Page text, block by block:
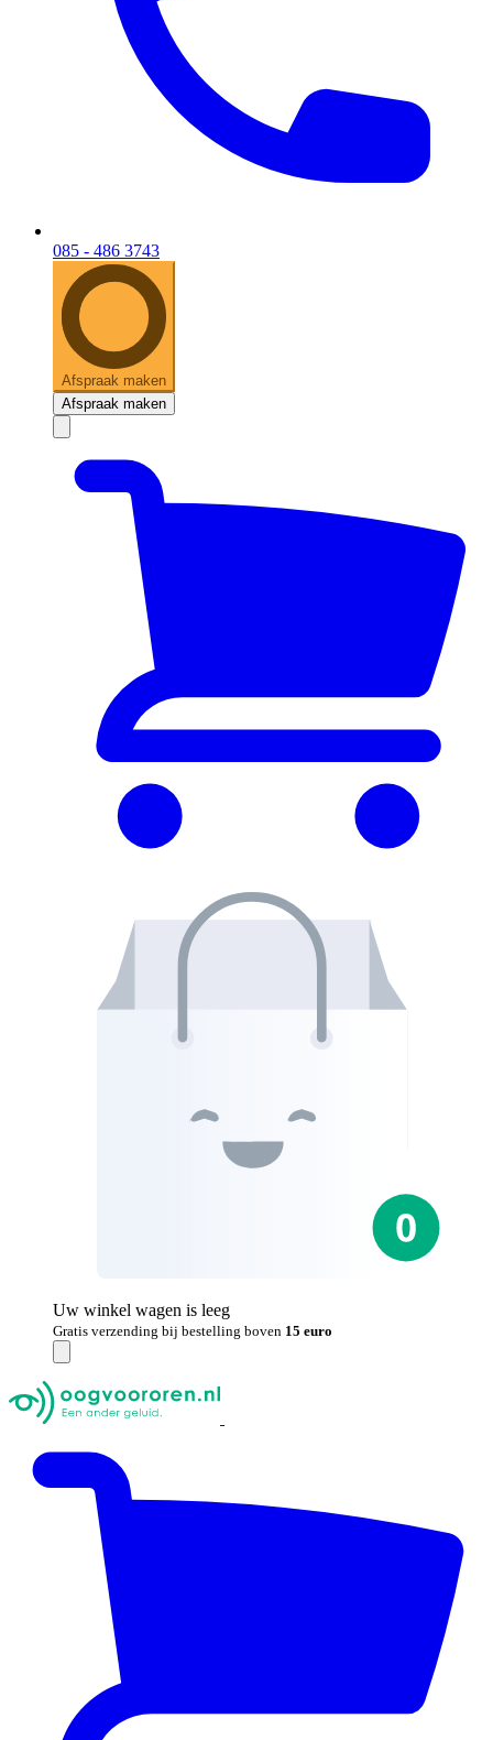
085 - 486 3743
Afspraak maken
Afspraak maken
Uw winkel wagen is leeg
Gratis verzending bij bestelling boven 15 euro